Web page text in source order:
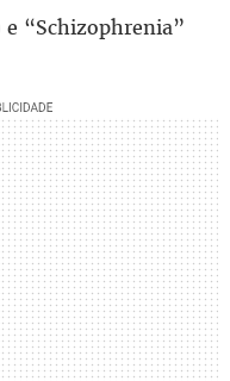
“Schizophrenia”